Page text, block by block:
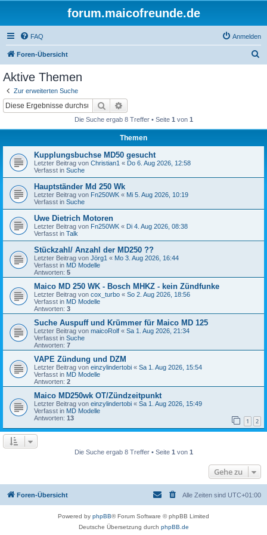
forum.maicofreunde.de
FAQ Anmelden
Foren-Übersicht
Aktive Themen
Zur erweiterten Suche
Suche
Die Suche ergab 8 Treffer • Seite 1 von 1
Themen
Kupplungsbuchse MD50 gesucht
Letzter Beitrag von Christian1 « Do 6. Aug 2026, 12:58
Verfasst in Suche
Hauptständer Md 250 Wk
Letzter Beitrag von Fn250WK « Mi 5. Aug 2026, 10:19
Verfasst in Suche
Uwe Dietrich Motoren
Letzter Beitrag von Fn250WK « Di 4. Aug 2026, 08:38
Verfasst in Talk
Stückzahl/ Anzahl der MD250 ??
Letzter Beitrag von Jörg1 « Mo 3. Aug 2026, 16:44
Verfasst in MD Modelle
Antworten: 5
Maico MD 250 WK - Bosch MHKZ - kein Zündfunke
Letzter Beitrag von cox_turbo « So 2. Aug 2026, 18:56
Verfasst in MD Modelle
Antworten: 3
Suche Auspuff und Krümmer für Maico MD 125
Letzter Beitrag von maicoRolf « Sa 1. Aug 2026, 21:34
Verfasst in Suche
Antworten: 7
VAPE Zündung und DZM
Letzter Beitrag von einzylindertobi « Sa 1. Aug 2026, 15:54
Verfasst in MD Modelle
Antworten: 2
Maico MD250wk OT/Zündzeitpunkt
Letzter Beitrag von einzylindertobi « Sa 1. Aug 2026, 15:49
Verfasst in MD Modelle
Antworten: 13 1 2
Die Suche ergab 8 Treffer • Seite 1 von 1
Gehe zu
Foren-Übersicht Alle Zeiten sind UTC+01:00
Powered by phpBB® Forum Software © phpBB Limited
Deutsche Übersetzung durch phpBB.de